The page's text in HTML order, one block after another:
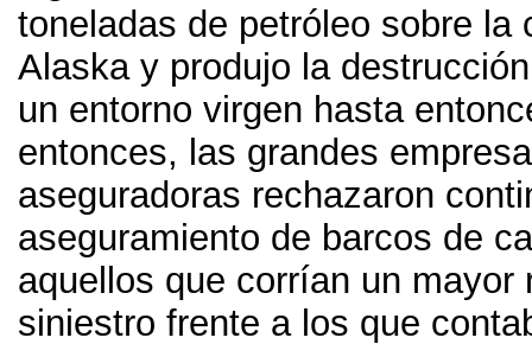
toneladas de petróleo sobre la
Alaska y produjo la
un entorno virgen hasta
entonces, las grandes
aseguradoras rechazaron
aseguramiento de barcos de
aquellos que corrían un mayor
siniestro frente a los que